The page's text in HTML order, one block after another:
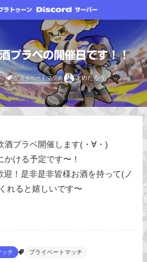
プラベの開催日です！！
プライベートマッチ まめたろう
酒プラベ開催します(・∀・)
かける予定です〜！
迎！是非是非皆様お酒を持って(ノ
れると嬉しいです〜
チ プライベートマッチ